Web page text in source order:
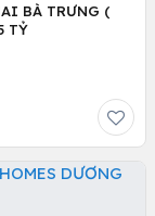
BÀ TRƯNG (
TỶ